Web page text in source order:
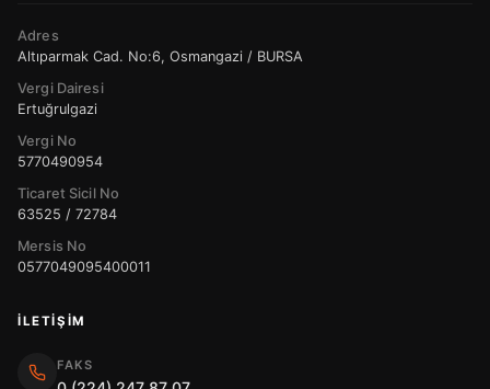
Adres
Altıparmak Cad. No:6, Osmangazi / BURSA
Vergi Dairesi
Ertuğrulgazi
Vergi No
5770490954
Ticaret Sicil No
63525 / 72784
Mersis No
0577049095400011
İLETIŞIM
FAKS